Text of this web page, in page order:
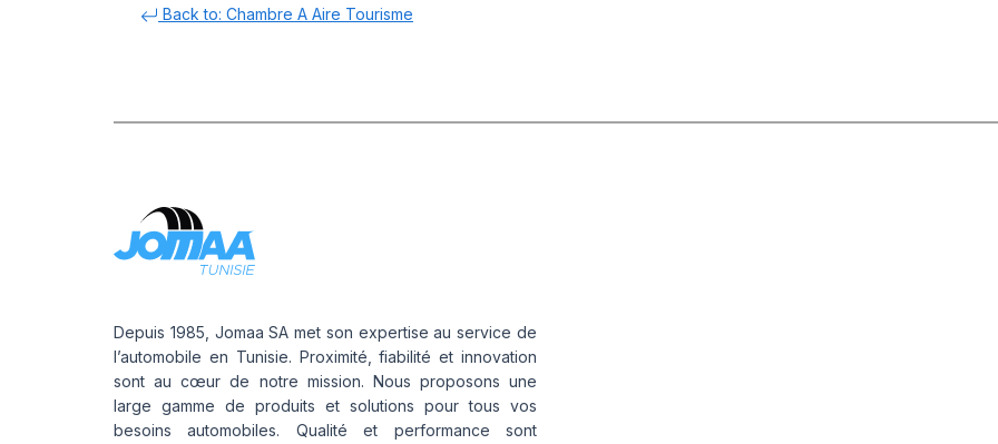
Back to: Chambre A Aire Tourisme
Depuis 1985, Jomaa SA met son expertise au service de
l’automobile en Tunisie. Proximité, fiabilité et innovation
sont au cœur de notre mission. Nous proposons une
large gamme de produits et solutions pour tous vos
besoins automobiles. Qualité et performance sont